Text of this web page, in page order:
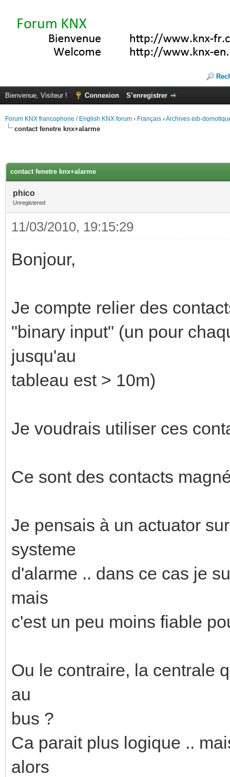
Bienvenue, Visiteur ! Connexion S’enregistrer
Forum KNX francophone / English KNX forum › Français ›Archives eib-
contact fenetre knx+alarme
contact fenetre knx+alarme
phico
Unregistered
11/03/2010, 19:15:29
Bonjour,
Je compte relier des
"binary input" (un pour
jusqu'au
tableau est > 10m)
Je voudrais utiliser ces
Ce sont des contacts
Je pensais à un actuator
systeme
d'alarme .. dans ce cas je
mais
c'est un peu moins fiable
Ou le contraire, la centrale
au
bus ?
Ca parait plus logique ..
alors